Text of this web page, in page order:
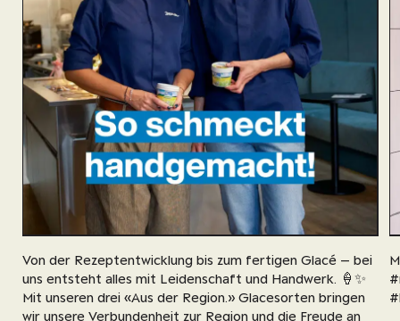
Von der Rezeptentwicklung bis zum fertigen Glacé – bei
uns entsteht alles mit Leidenschaft und Handwerk. 🍦✨
Mit unseren drei «Aus der Region.» Glacesorten bringen
wir unsere Verbundenheit zur Region und die Freude an